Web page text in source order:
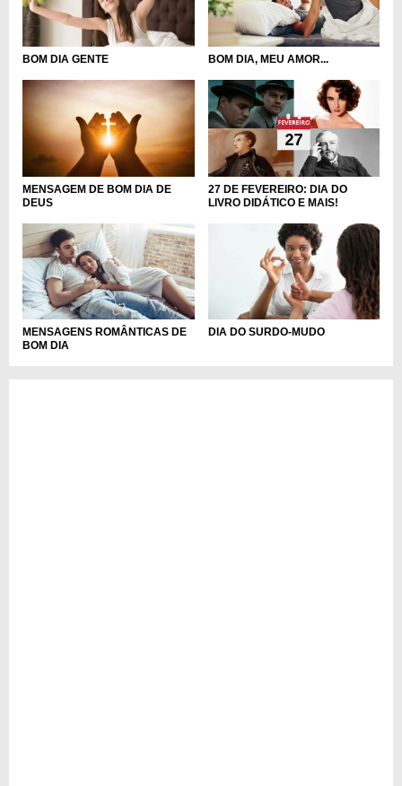
BOM DIA GENTE BOM DIA, MEU AMOR...
MENSAGEM DE BOM DIA DE
DEUS
27 DE FEVEREIRO: DIA DO
LIVRO DIDÁTICO E MAIS!
MENSAGENS ROMÂNTICAS DE
BOM DIA
DIA DO SURDO-MUDO